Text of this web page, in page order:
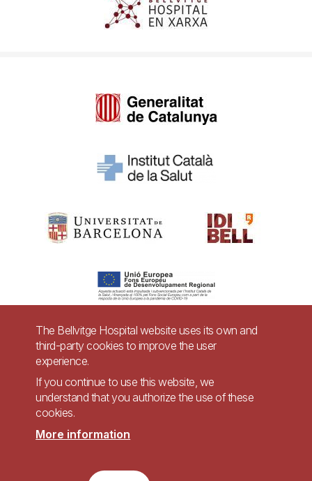
Pie
página
Accessibility Legal warning
Accessible website in accordance with Royal Decree 1112/2018, of September
The Bellvitge Hospital website uses its own and
third-party cookies to improve the user
experience.
If you continue to use this website, we
understand that you authorize the use of these
cookies.
More information